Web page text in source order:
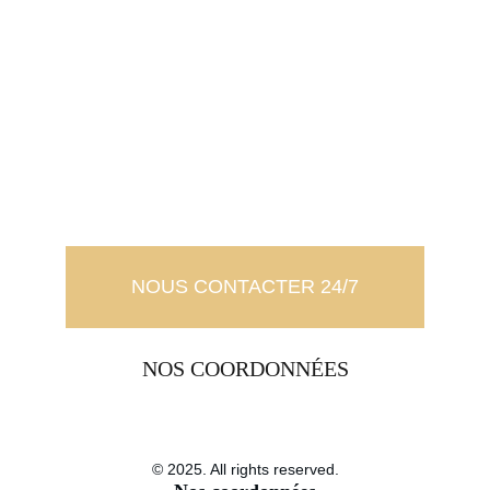
NOUS CONTACTER 24/7
NOS COORDONNÉES
© 2025. All rights reserved.